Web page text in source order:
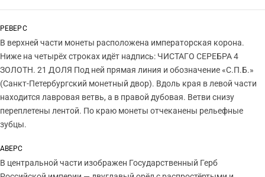
РЕВЕРС
В верхней части монеты расположена императорская корона.
Ниже на четырёх строках идёт надпись: ЧИСТАГО СЕРЕБРА 4
ЗОЛОТН. 21 ДОЛЯ Под ней прямая линия и обозначение «С.П.Б.»
(Санкт-Петербургский монетный двор). Вдоль края в левой части
находится лавровая ветвь, а в правой дубовая. Ветви снизу
переплетены лентой. По краю монеты отчеканены рельефные
зубцы.
АВЕРС
В центральной части изображен Государственный Герб